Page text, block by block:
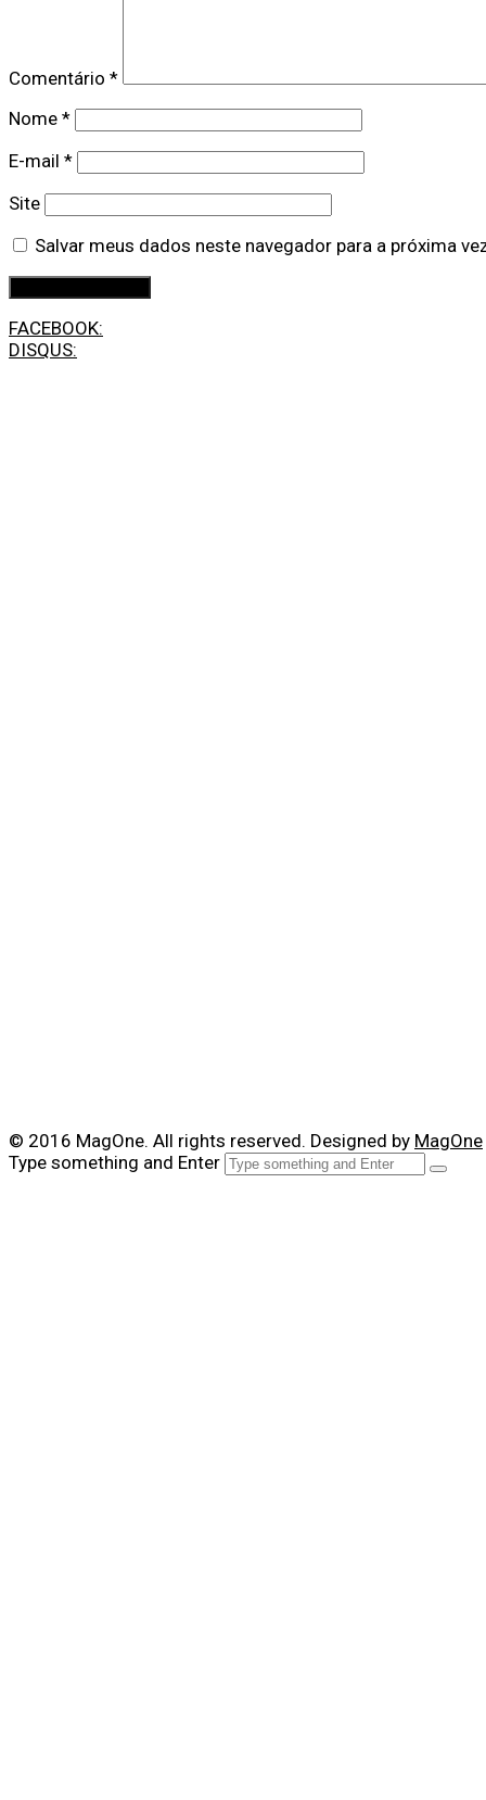
Comentário *
Nome *
E-mail *
Site
Salvar meus dados neste navegador para a próxima
FACEBOOK:
DISQUS:
© 2016 MagOne. All rights reserved. Designed by MagOne
Type something and Enter